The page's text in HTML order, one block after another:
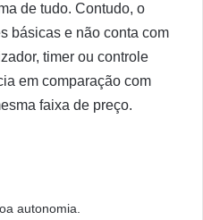
de tudo. Contudo, o
básicas e não conta com
timer ou controle
em comparação com
faixa de preço.
autonomia.